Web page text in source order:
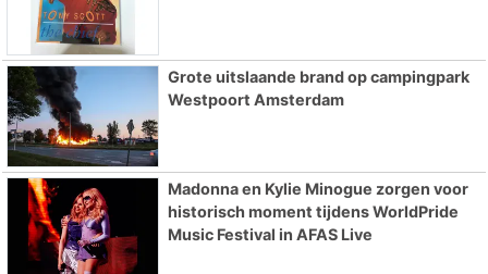
Grote uitslaande brand op campingpark
Westpoort Amsterdam
Madonna en Kylie Minogue zorgen voor
historisch moment tijdens WorldPride
Music Festival in AFAS Live